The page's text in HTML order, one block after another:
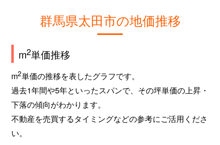
群馬県太田市の地価推移
m2単価推移
m2単価の推移を表したグラフです。
過去1年間や5年といったスパンで、その坪単価の上昇・
下落の傾向がわかります。
不動産を売買するタイミングなどの参考にご活用くださ
い。